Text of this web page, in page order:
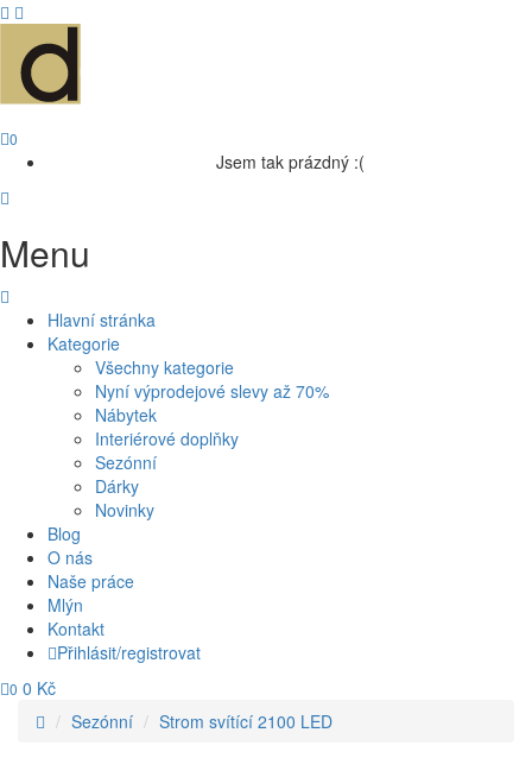
0
Jsem tak prázdný :(
Menu
Hlavní stránka
Kategorie
Všechny kategorie
Nyní výprodejové slevy až 70%
Nábytek
Interiérové doplňky
Sezónní
Dárky
Novinky
Blog
O nás
Naše práce
Mlýn
Kontakt
Přihlásit/registrovat
0 0 Kč
Sezónní
Strom svítící 2100 LED